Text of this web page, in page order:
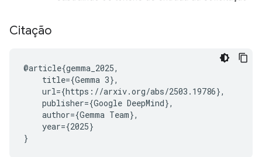
Citação
@article{gemma_2025,
    title={Gemma 3},
    url={https://arxiv.org/abs/2503.19786},
    publisher={Google DeepMind},
    author={Gemma Team},
    year={2025}